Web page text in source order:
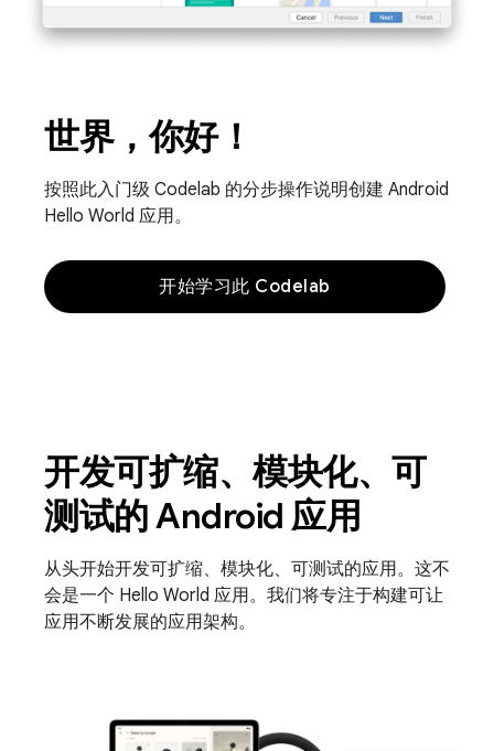
世界，你好！
按照此入门级 Codelab 的分步操作说明创建 Android
Hello World 应用。
开始学习此 Codelab
开发可扩缩、模块化、可
测试的 Android 应用
从头开始开发可扩缩、模块化、可测试的应用。这不
会是一个 Hello World 应用。我们将专注于构建可让
应用不断发展的应用架构。